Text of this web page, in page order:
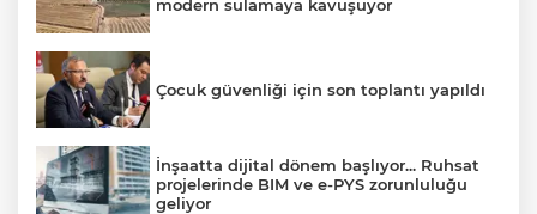
modern sulamaya kavuşuyor
Çocuk güvenliği için son toplantı yapıldı
İnşaatta dijital dönem başlıyor... Ruhsat
projelerinde BIM ve e-PYS zorunluluğu
geliyor